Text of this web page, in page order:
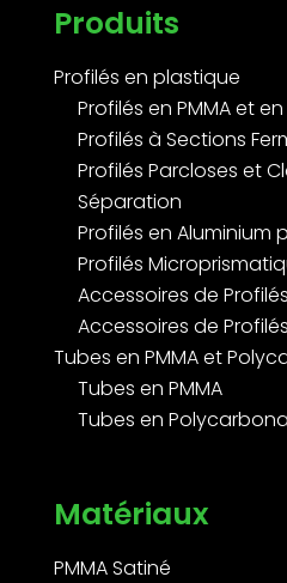
Produits
Profilés en plastique
Profilés en PMMA et
Profilés à Sections
Profilés Parcloses et
Séparation
Profilés en Aluminium
Profilés
Accessoires de
Accessoires de
Tubes en PMMA et
Tubes en PMMA
Tubes en
Matériaux
PMMA Satiné